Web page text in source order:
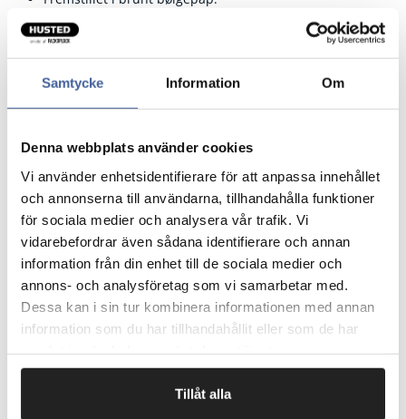
Samtycke Information Om
Denna webbplats använder cookies
Vi använder enhetsidentifierare för att anpassa innehållet
och annonserna till användarna, tillhandahålla funktioner
för sociala medier och analysera vår trafik. Vi
vidarebefordrar även sådana identifierare och annan
information från din enhet till de sociala medier och
annons- och analysföretag som vi samarbetar med.
Dessa kan i sin tur kombinera informationen med annan
information som du har tillhandahållit eller som de har
Tillåt alla
Nem lukning med selvklæbende tapestrimmel.
Enkel åbning med afrivningsstrimmel.
En forseglet kasse kan ikke åbnes, uden at dette er
synligt. Er en god tyverisikring.
Pk = Antal kasser i en pakke.
Palle = Angiver hvor mange kasser der går på en palle.
Pris pr. stk.
Fragtfrit når du handler for 1.900,-
Afsendelse samme dag ved bestilling
inden kl 10
Artikelnr. Indermål mm L x B x H